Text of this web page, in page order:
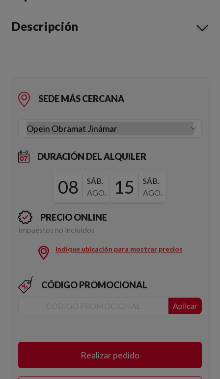
Descripción
SEDE MÁS CERCANA
DURACIÓN DEL ALQUILER
08
SÁB.
AGO.
15
SÁB.
AGO.
PRECIO ONLINE
Impuestos no incluidos
Indique ubicación para mostrar precios
CÓDIGO PROMOCIONAL
Aplicar
Realizar pedido